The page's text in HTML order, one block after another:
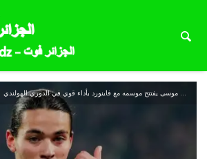
أنيس حاج موسى يفتتح موسمه مع فاينورد بأداء قوي في الدوري الهولندي